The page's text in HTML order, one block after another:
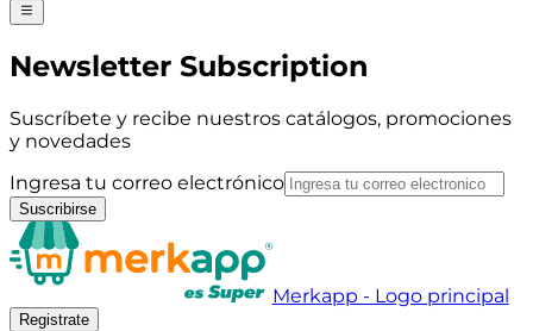
Newsletter Subscription
Suscríbete y recibe nuestros catálogos, promociones
y novedades
Ingresa tu correo electrónico
Suscribirse
Merkapp - Logo principal
Registrate